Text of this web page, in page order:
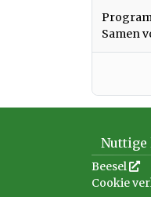
Samen
Beesel
Cookie